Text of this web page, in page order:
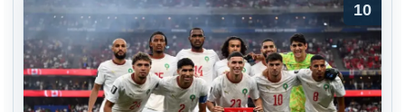
10